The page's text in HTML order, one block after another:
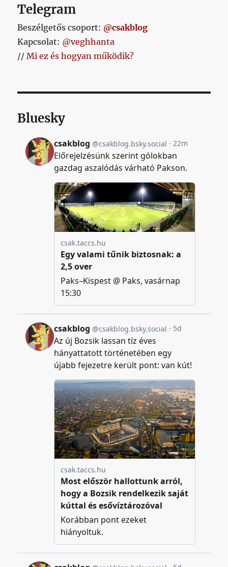
Telegram
Beszélgetős csoport: @csakblog
Kapcsolat: @veghhanta
//Mi ez és hogyan működik?
Bluesky